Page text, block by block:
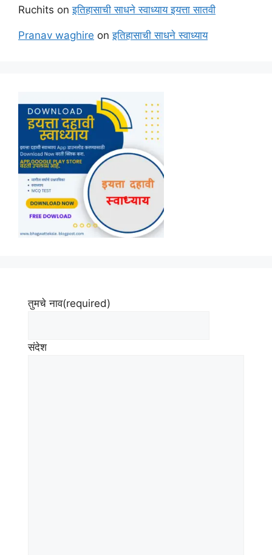
Ruchits onइतिहासाची साधने स्वाध्याय इयत्ता सातवी
Pranav waghire onइतिहासाची साधने स्वाध्याय
तुमचे नाव(required)
संदेश